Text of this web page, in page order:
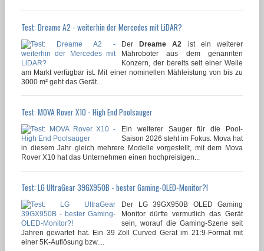
Test: Dreame A2 - weiterhin der Mercedes mit LiDAR?
Der Dreame A2 ist ein weiterer
Mähroboter aus dem genannten
Konzern, der bereits seit einer Weile
am Markt verfügbar ist. Mit einer nominellen Mähleistung von bis zu
3000 m² geht das Gerät...
Test: MOVA Rover X10 - High End Poolsauger
Ein weiterer Sauger für die Pool-
Saison 2026 steht im Fokus. Mova hat
in diesem Jahr gleich mehrere Modelle vorgestellt, mit dem Mova
Rover X10 hat das Unternehmen einen hochpreisigen...
Test: LG UltraGear 39GX950B - bester Gaming-OLED-Monitor?!
Der LG 39GX950B OLED Gaming
Monitor dürfte vermutlich das Gerät
sein, worauf die Gaming-Szene seit
Jahren gewartet hat. Ein 39 Zoll Curved Gerät im 21:9-Format mit
einer 5K-Auflösung bzw....